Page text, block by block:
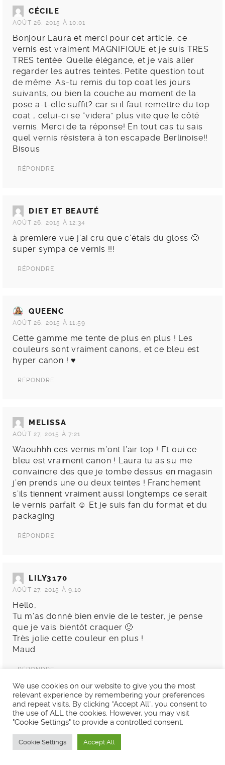
CÉCILE
AOÛT 26, 2015 À 10:01
Bonjour Laura et merci pour cet article, ce
vernis est vraiment MAGNIFIQUE et je suis TRES
TRES tentée. Quelle élégance, et je vais aller
regarder les autres teintes. Petite question tout
de même. As-tu remis du top coat les jours
suivants, ou bien la couche au moment de la
pose a-t-elle suffit? car si il faut remettre du top
coat , celui-ci se “videra” plus vite que le côté
vernis. Merci de ta réponse! En tout cas tu sais
quel vernis résistera à ton escapade Berlinoise!!
Bisous
RÉPONDRE
DIET ET BEAUTÉ
AOÛT 26, 2015 À 12:34
à premiere vue j’ai cru que c’étais du gloss 🙂
super sympa ce vernis !!!
RÉPONDRE
QUEENC
AOÛT 26, 2015 À 11:59
Cette gamme me tente de plus en plus ! Les
couleurs sont vraiment canons, et ce bleu est
hyper canon ! ♥
RÉPONDRE
MELISSA
AOÛT 27, 2015 À 7:21
Waouhhh ces vernis m’ont l’air top ! Et oui ce
bleu est vraiment canon ! Laura tu as su me
convaincre des que je tombe dessus en magasin
j’en prends une ou deux teintes ! Franchement
s’ils tiennent vraiment aussi longtemps ce serait
le vernis parfait ☺ Et je suis fan du format et du
packaging
RÉPONDRE
LILY3170
AOÛT 27, 2015 À 9:10
Hello,
Tu m’as donné bien envie de le tester, je pense
que je vais bientôt craquer 🙂
Très jolie cette couleur en plus !
Maud
RÉPONDRE
POLINA TIC
AOÛT 28, 2015 À 11:46
Tu tombes pile.Il y a quelques jours j’essayais
un vernis bleu foncé chez une amie et je rentre
We use cookies on our website to give you the most
relevant experience by remembering your preferences
and repeat visits. By clicking “Accept All”, you consent to
the use of ALL the cookies. However, you may visit
"Cookie Settings" to provide a controlled consent.
Cookie Settings Accept All